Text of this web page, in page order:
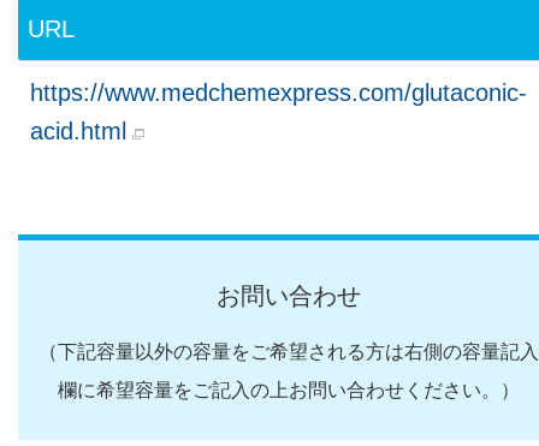
URL
https://www.medchemexpress.com/glutaconic-
acid.html
お問い合わせ
（下記容量以外の容量をご希望される方は右側の容量記入
欄に希望容量をご記入の上お問い合わせください。）